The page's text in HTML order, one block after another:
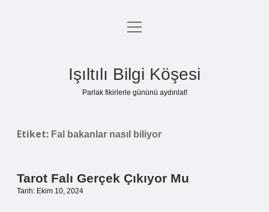
Anasayfa
Yasal Uyarı
menüyü
Işıltılı Bilgi Köşesi
Parlak fikirlerle gününü aydınlat!
Etiket: Fal bakanlar nasıl biliyor
Tarot Falı Gerçek Çıkıyor Mu
Tarih: Ekim 10, 2024